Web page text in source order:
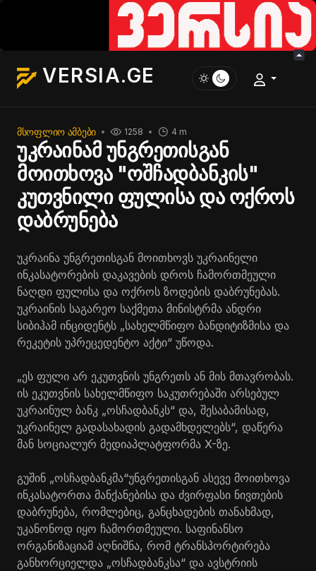
VERSIA.GE
ᲛᲡᲝᲤᲚᲘᲝ ᲐᲛᲑᲔᲑᲘ 4 m
1258
უკრაინამ უნგრეთისგან
მოითხოვა "ოშჩადბანკის"
კუთვნილი ფულისა და ოქროს
დაბრუნება
უკრაინა უნგრეთისგან მოითხოვს უკრაინელი
ინკასატორების დაკავების დროს ჩამორთმეული
ნაღდი ფულისა და ოქროს ზოდების დაბრუნებას.
უკრაინის საგარეო საქმეთა მინისტრმა ანდრი
სიბიჰამ ინციდენტს „სახელმწიფო ბანდიტიზმისა და
რეკეტის უპრეცედენტო აქტი“ უწოდა.
„ეს ფული არ ეკუთვნის უნგრეთს ან მის მთავრობას.
ის ეკუთვნის სახელმწიფო საკუთრებაში არსებულ
უკრაინულ ბანკ „ოსჩადბანკს“ და, შესაბამისად,
უკრაინელ გადასახადის გადამხდელებს“, დაწერა
მან სოციალურ მედიაპლატფორმა X-ზე.
გუშინ „ოსჩადბანკმა“უნგრეთისგან ასევე მოითხოვა
ინკასატორთა მანქანებისა და ძვირფასი ნივთების
დაბრუნება, რომლებიც, განცხადების თანახმად,
უკანონოდ იყო ჩამორთმეული. საფინანსო
ორგანიზაციამ აღნიშნა, რომ ტრანსპორტირება
განხორციელდა „ოსჩადბანკსა“ და ავსტრიის